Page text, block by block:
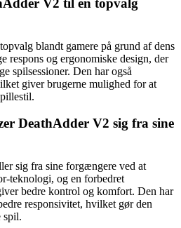
V2 til en topvalg
blandt gamere på grund af dens
respons og ergonomiske design, der
spilsessioner. Den har også
giver brugerne mulighed for at
DeathAdder V2 sig fra sine
sig fra sine forgængere ved at
teknologi, og en forbedret
bedre kontrol og komfort. Den har
responsivitet, hvilket gør den
spil.